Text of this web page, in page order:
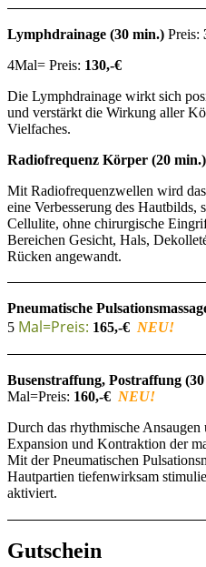
Lymphdrainage (30 min.) Preis:
4Mal= Preis: 130,-€
Die Lymphdrainage wirkt sich
und verstärkt die Wirkung aller
Vielfaches.
Radiofrequenz Körper (20 min.)
Mit Radiofrequenzwellen wird
eine Verbesserung des Hautbilds,
Cellulite, ohne chirurgische
Bereichen Gesicht, Hals,
Rücken angewandt.
Pneumatische
5 Mal=Preis: 165,-€ NEU!
Busenstraffung, Postraffung
Mal=Preis: 160,-€ NEU!
Durch das rhythmische
Expansion und Kontraktion der
Mit der Pneumatischen
Hautpartien tiefenwirksam
aktiviert.
Gutschein